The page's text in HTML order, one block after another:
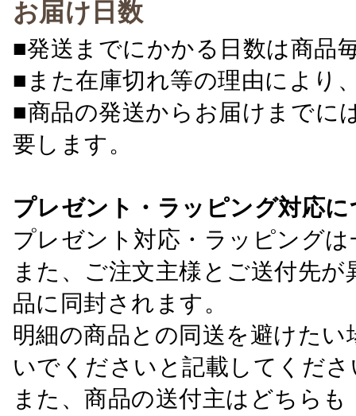
お届け日数
■発送までにかかる日数は商品
■また在庫切れ等の理由により
■商品の発送からお届けまでに
要します。
プレゼント・ラッピング対応
プレゼント対応・ラッピング
また、ご注文主様とご送付先
品に同封されます。
明細の商品との同送を避けた
いでくださいと記載してくださ
また、商品の送付主はどちら